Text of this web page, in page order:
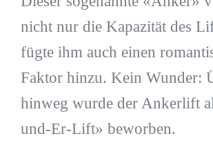
nicht nur die Kapazität des
fügte ihm auch einen
Faktor hinzu. Kein Wunder:
hinweg wurde der Ankerlift
und-Er-Lift» beworben.